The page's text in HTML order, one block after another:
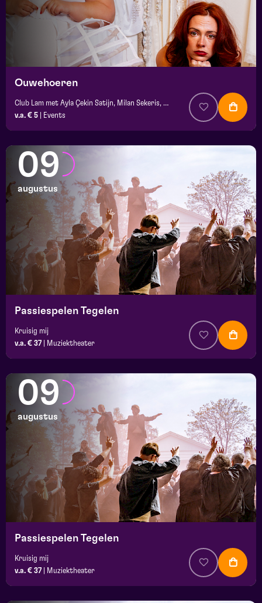
Ouwehoeren
Club Lam met Ayla Çekin Satijn, Milan Sekeris, Dic van Duin, Jean-Baptiste Rey e.a.
v.a. € 5
Events
09
augustus
Passiespelen Tegelen
Kruisig mij
v.a. € 37
Muziektheater
09
augustus
Passiespelen Tegelen
Kruisig mij
v.a. € 37
Muziektheater